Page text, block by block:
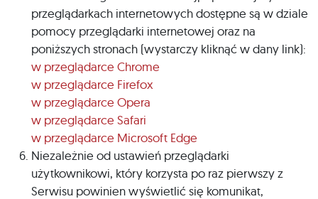
przeglądarkach internetowych dostępne są w dziale
pomocy przeglądarki internetowej oraz na
poniższych stronach (wystarczy kliknąć w dany link):
w przeglądarce Chrome
w przeglądarce Firefox
w przeglądarce Opera
w przeglądarce Safari
w przeglądarce Microsoft Edge
Niezależnie od ustawień przeglądarki
użytkownikowi, który korzysta po raz pierwszy z
Serwisu powinien wyświetlić się komunikat,